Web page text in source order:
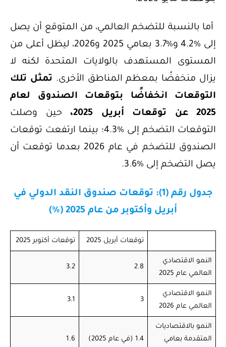
أما بالنسبة للتضخم العالمي، من المتوقع أن يصل
إلى %4.2 و%3.7 بعامي 2025 و2026، ليظل أعلى من
المستوى المستهدف بالولايات المتحدة لكنه لا
يزال منخفضًا بمعظم المناطق الأخرى.تمثل تلك
التوقعات انخفاضًا بتوقعات الصندوق لعام
2025 عن توقعات أبريل 2025،
حين وصلت
التوقعات التضخم إلى %4.3؛ بينما ارتفعت توقعات
الصندوق للتضخم في عام 2026 بعدما توقعت أن
يصل التضخم إلى %3.6.
جدول رقم (1): توقعات صندوق النقد الدولي في
أبريل وأكتوبر من عام 2025 (%)
توقعات أبريل 2025 توقعات أكتوبر 2025
النمو الاقتصادي
العالمي عام 2025
2.8
3.2
النمو الاقتصادي
العالمي عام 2026
3.1
النمو بالاقتصاديات
المتقدمة بعامي
1.4 (في عام 2025) 1.6